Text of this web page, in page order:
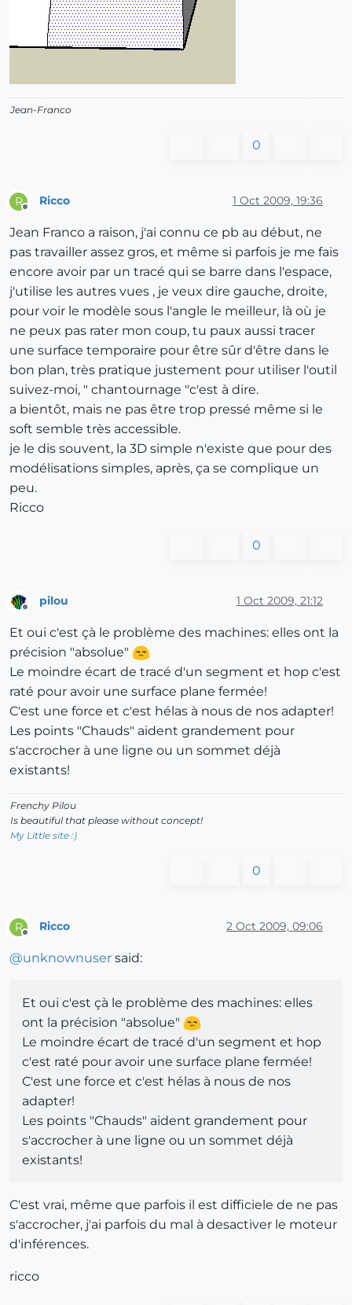
Jean-Franco
0
R
Offline
Ricco 1 Oct 2009, 19:36
Jean Franco a raison, j'ai connu ce pb au début, ne
pas travailler assez gros, et même si parfois je me fais
encore avoir par un tracé qui se barre dans l'espace,
j'utilise les autres vues , je veux dire gauche, droite,
pour voir le modèle sous l'angle le meilleur, là où je
ne peux pas rater mon coup, tu paux aussi tracer
une surface temporaire pour être sûr d'être dans le
bon plan, très pratique justement pour utiliser l'outil
suivez-moi, " chantournage "c'est à dire.
a bientôt, mais ne pas être trop pressé même si le
soft semble très accessible.
je le dis souvent, la 3D simple n'existe que pour des
modélisations simples, après, ça se complique un
peu.
Ricco
0
pilou 1 Oct 2009, 21:12
Et oui c'est çà le problème des machines: elles ont la
précision "absolue"
Le moindre écart de tracé d'un segment et hop c'est
raté pour avoir une surface plane fermée!
C'est une force et c'est hélas à nous de nos adapter!
Les points "Chauds" aident grandement pour
s'accrocher à une ligne ou un sommet déjà
existants!
Frenchy Pilou
Is beautiful that please without concept!
My Little site :)
0
R Ricco 2 Oct 2009, 09:06
@unknownuser said:
Et oui c'est çà le problème des machines: elles
ont la précision "absolue"
Le moindre écart de tracé d'un segment et hop
c'est raté pour avoir une surface plane fermée!
C'est une force et c'est hélas à nous de nos
adapter!
Les points "Chauds" aident grandement pour
s'accrocher à une ligne ou un sommet déjà
existants!
C'est vrai, même que parfois il est difficiele de ne pas
s'accrocher, j'ai parfois du mal à desactiver le moteur
d'inférences.
ricco